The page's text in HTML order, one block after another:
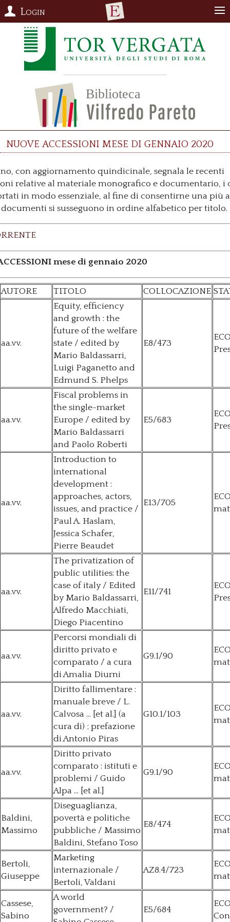
Login
Nuove accessioni mese di gennaio 2020
con aggiornamento quindicinale, segnala le recenti
relative al materiale monografico e documentario, i
in modo essenziale, al fine di consentirne una più
si susseguono in ordine alfabetico per titolo.
mese di gennaio 2020
AUTORE TITOLO COLLOCAZIONE
aa.vv.
Equity, efficiency
and growth : the
future of the welfare
state / edited by
Mario Baldassarri,
Luigi Paganetto and
Edmund S. Phelps
E8/473
aa.vv.
Fiscal problems in
the single-market
Europe / edited by
Mario Baldassarri
and Paolo Roberti
E5/683
aa.vv.
Introduction to
international
development :
approaches, actors,
issues, and practice /
Paul A. Haslam,
Jessica Schafer,
Pierre Beaudet
E13/705
aa.vv.
The privatization of
public utilities: the
case of italy / Edited
by Mario Baldassarri,
Alfredo Macchiati,
Diego Piacentino
E11/741
aa.vv.
Percorsi mondiali di
diritto privato e
comparato / a cura
di Amalia Diurni
G9.1/90
aa.vv.
Diritto fallimentare :
manuale breve / L.
Calvosa ... [et al.] (a
cura di) ; prefazione
di Antonio Piras
G10.1/103
aa.vv.
Diritto privato
comparato : istituti e
problemi / Guido
Alpa ... [et al.]
G9.1/90
Baldini,
Massimo
Diseguaglianza,
povertà e politiche
pubbliche / Massimo
Baldini, Stefano Toso
E8/474
Bertoli,
Giuseppe
Marketing
internazionale /
Bertoli, Valdani
AZ8.4/723
Cassese,
Sabino
A world
government? /
E5/684